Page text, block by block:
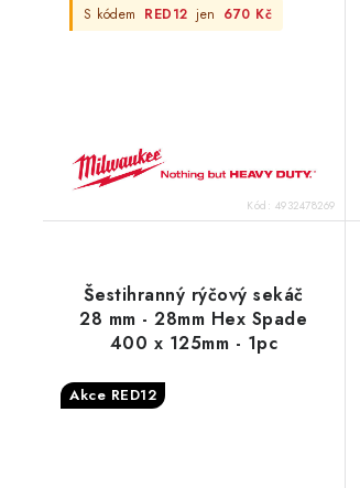
S kódem RED12 jen 670 Kč
Kód: 4932478269
Šestihranný rýčový sekáč
28 mm - 28mm Hex Spade
400 x 125mm - 1pc
Akce RED12